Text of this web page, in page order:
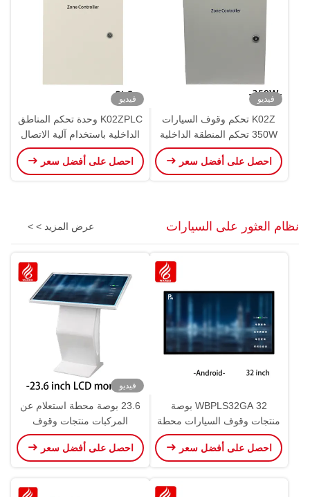
فيديو
K02Z تحكم وقوف السيارات
350W تحكم المنطقة الداخلية
فوق الصوتية RS485 توجيه
PGS
احصل على أفضل سعر
فيديو
K02ZPLC وحدة تحكم المناطق
الداخلية باستخدام آلية الاتصال
الهجينة الحافلة CAN RS485
احصل على أفضل سعر
نظام العثور على السيارات عرض المزيد > >
WBPLS32GA 32 بوصة
منتجات وقوف السيارات محطة
استفسار المركبات
احصل على أفضل سعر
فيديو
23.6 بوصة محطة استعلام عن
المركبات منتجات وقوف
السيارات WBPLS23ZW
احصل على أفضل سعر